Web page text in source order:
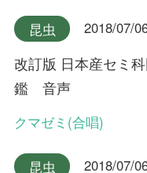
改訂版 日本産セミ科図
鑑 音声
ミヤコニイニイ
改訂版 日本産セミ科図
鑑 音声